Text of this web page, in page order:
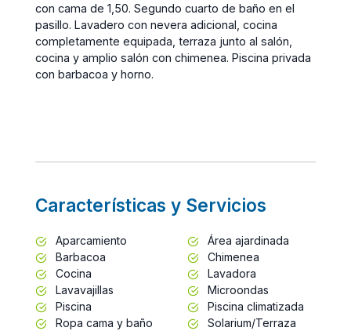
con cama de 1,50. Segundo cuarto de baño en el
pasillo. Lavadero con nevera adicional, cocina
completamente equipada, terraza junto al salón,
cocina y amplio salón con chimenea. Piscina privada
con barbacoa y horno.
Características y Servicios
Aparcamiento
Área ajardinada
Barbacoa
Chimenea
Cocina
Lavadora
Lavavajillas
Microondas
Piscina
Piscina climatizada
Ropa cama y baño
Solarium/Terraza